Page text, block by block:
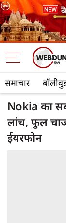
समाचार
Nokia का
लांच, फुल
ईयरफोन